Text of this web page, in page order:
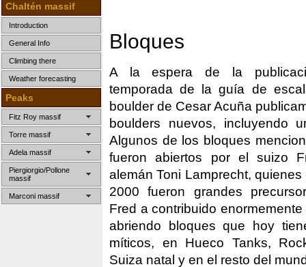
Chaltén massif
Introduction
General Info
Climbing there
Weather forecasting
Peaks
Fitz Roy massif
Torre massif
Adela massif
Piergiorgio/Pollone
massif
Marconi massif
Bloques
A la espera de la
temporada de la guía de
boulder de Cesar Acuña
boulders nuevos, incluyendo
Algunos de los bloques
fueron abiertos por el suizo
alemán Toni Lamprecht,
2000 fueron grandes
Fred a contribuido
abriendo bloques que hoy
míticos, en Hueco Tanks,
Suiza natal y en el resto del